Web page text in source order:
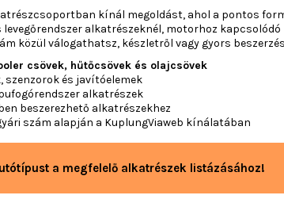
kínál megoldást, ahol a pontos
alkatrészeknél, motorhoz
közül válogathatsz, készletről vagy gyors
csövek, hűtőcsövek és olajcsövek
és javítóelemek
alkatrészek
beszerezhető alkatrészekhez
szám alapján a KuplungViaweb kínálatában
a megfelelő alkatrészek listázásához!